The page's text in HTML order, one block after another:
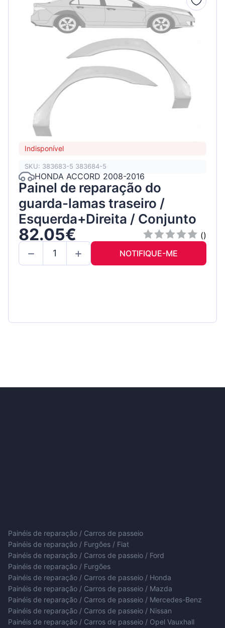
Indisponível
SKU: 383683-5 383684-5
HONDA ACCORD 2008-2016
Painel de reparação do
guarda-lamas traseiro /
Esquerda+Direita / Conjunto
82.05€
()
NOTIFIQUE-ME
Painéis de reparação / Carros de passeio
Painéis de reparação / Furgões / Fiat
Painéis de reparação / Carros de passeio / Ford
Painéis de reparação / Furgões
Painéis de reparação / Carros de passeio / Honda
Painéis de reparação / Carros de passeio / Mazda
Painéis de reparação / Carros de passeio / Mercedes-Benz
Painéis de reparação / Carros de passeio / Nissan
Painéis de reparação / Carros de passeio / Opel Vauxhall